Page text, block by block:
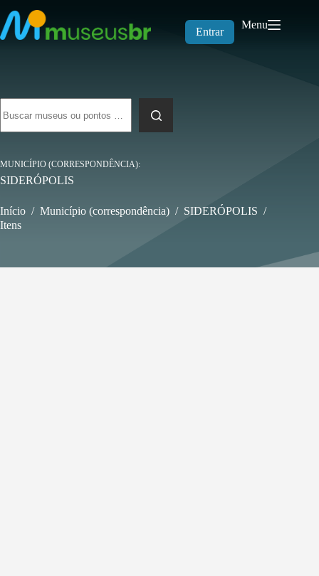
para
o
conteúdo
Entrar
Menu
resultados
MUNICÍPIO (CORRESPONDÊNCIA)
SIDERÓPOLIS
Início / Município (correspondência) / SIDERÓPOLIS /
Itens